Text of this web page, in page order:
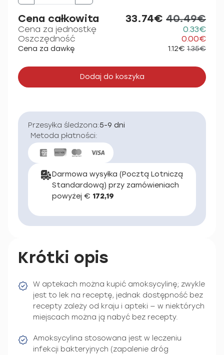
Cena całkowita 33.74€ 40.49€
Cena za jednostkę
0.33€
Oszczędność
0.00€
Cena za dawkę 1.12€ 1.35€
Dodaj do koszyka
Przesyłka śledzona:5-9 dni
Metoda płatności:
Darmowa wysyłka (Pocztą Lotniczą
Standardową) przy zamówieniach
powyżej € 172,19
Krótki opis
W aptekach można kupić amoksycylinę; zwykle
jest to lek na receptę, jednak dostępność bez
recepty zależy od kraju i apteki — w niektórych
miejscach można ją nabyć bez recepty.
Amoksycylina stosowana jest w leczeniu
infekcji bakteryjnych (zapalenie dróg